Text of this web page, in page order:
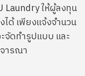
Laundry ให้ผู้ลงทุน
ด้ เพียงแจ้งจำนวน
จัดทำรูปแบบ และ
ารณา